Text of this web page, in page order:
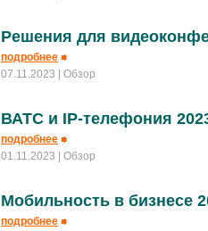
Решения для
подробнее
07.11.2023
| Обзор
ВАТС и IP-телефония
подробнее
01.11.2023
| Обзор
Мобильность в бизнесе
подробнее